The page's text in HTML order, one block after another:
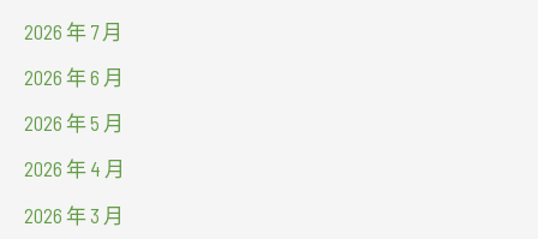
2026 年 7 月
2026 年 6 月
2026 年 5 月
2026 年 4 月
2026 年 3 月